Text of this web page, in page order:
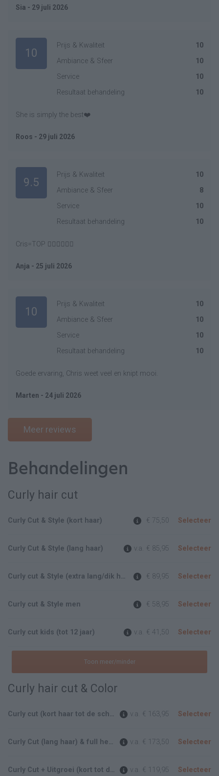
Sia - 29 juli 2026
10
Prijs & Kwaliteit
10
Ambiance & Sfeer
10
Service
10
Resultaat behandeling
10
She is simply the best❤️
Roos - 29 juli 2026
9.5
Prijs & Kwaliteit
10
Ambiance & Sfeer
8
Service
10
Resultaat behandeling
10
Cris=TOP 👍🏻👍🏻👍🏻
Anja - 25 juli 2026
10
Prijs & Kwaliteit
10
Ambiance & Sfeer
10
Service
10
Resultaat behandeling
10
Goede ervaring, Chris weet veel en knipt mooi.
Marten - 24 juli 2026
Meer reviews
Behandelingen
Curly hair cut
Curly Cut & Style (kort haar) € 75,50 Selecteer
Curly Cut & Style (lang haar) v.a. € 85,95 Selecteer
Curly cut & Style (extra lang/dik haar) € 89,95 Selecteer
Curly cut & Style men € 58,95 Selecteer
Curly cut kids (tot 12 jaar) v.a. € 41,50 Selecteer
Toon meer/minder
Curly hair cut & Color
Curly cut (kort haar tot de schouder) & Full head highlights v.a. € 163,95 Selecteer
Curly Cut (lang haar) & full head highlights v.a. € 173,50 Selecteer
Curly Cut + Uitgroei (kort tot de schouder) v.a. € 119,95 Selecteer